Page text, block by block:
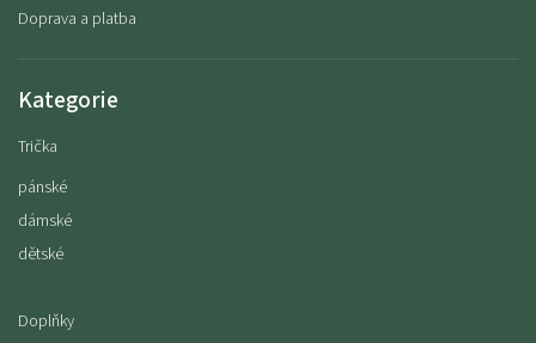
Doprava a platba
Kategorie
Trička
pánské
dámské
dětské
Doplňky